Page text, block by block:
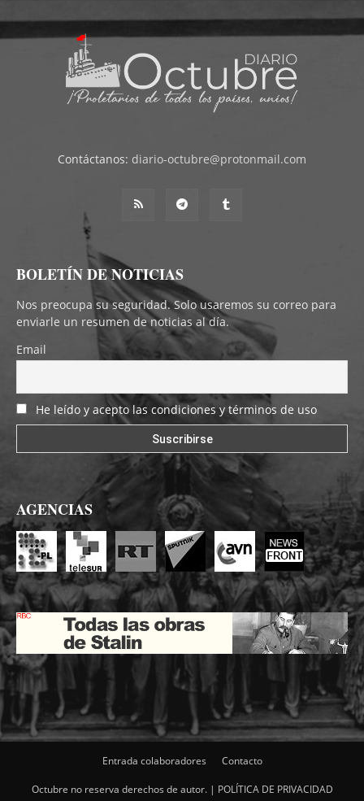
Contáctanos: diario-octubre@protonmail.com
BOLETÍN DE NOTICIAS
Nos preocupa su seguridad. Solo usaremos su correo para
enviarle un resumen de noticias al día.
Email
He leído y acepto las condiciones y términos de uso
AGENCIAS
Entrada colaboradores Contacto
Octubre no reserva derechos de autor. | POLÍTICA DE PRIVACIDAD